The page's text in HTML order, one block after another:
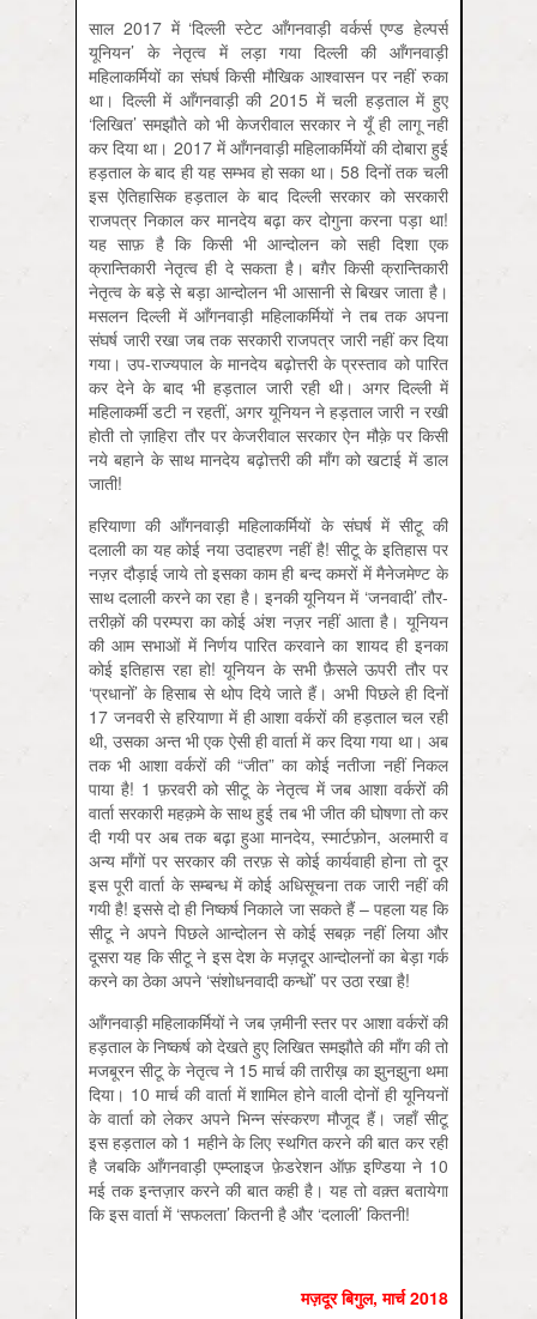
साल 2017 में ‘दिल्ली स्टेट आँगनवाड़ी वर्कर्स एण्ड हेल्पर्स
यूनियन’ के नेतृत्व में लड़ा गया दिल्ली की आँगनवाड़ी
महिलाकर्मियों का संघर्ष किसी मौखिक आश्वासन पर नहीं रुका
था। दिल्ली में आँगनवाड़ी की 2015 में चली हड़ताल में हुए
‘लिखित’ समझौते को भी केजरीवाल सरकार ने यूँ ही लागू नहीं
कर दिया था। 2017 में आँगनवाड़ी महिलाकर्मियों की दोबारा हुई
हड़ताल के बाद ही यह सम्भव हो सका था। 58 दिनों तक चली
इस ऐतिहासिक हड़ताल के बाद दिल्ली सरकार को सरकारी
राजपत्र निकाल कर मानदेय बढ़ा कर दोगुना करना पड़ा था!
यह साफ़ है कि किसी भी आन्दोलन को सही दिशा एक
क्रान्तिकारी नेतृत्व ही दे सकता है। बग़ैर किसी क्रान्तिकारी
नेतृत्व के बड़े से बड़ा आन्दोलन भी आसानी से बिखर जाता है।
मसलन दिल्ली में आँगनवाड़ी महिलाकर्मियों ने तब तक अपना
संघर्ष जारी रखा जब तक सरकारी राजपत्र जारी नहीं कर दिया
गया। उप-राज्यपाल के मानदेय बढ़ोत्तरी के प्रस्ताव को पारित
कर देने के बाद भी हड़ताल जारी रही थी। अगर दिल्ली में
महिलाकर्मी डटी न रहतीं, अगर यूनियन ने हड़ताल जारी न रखी
होती तो ज़ाहिरा तौर पर केजरीवाल सरकार ऐन मौक़े पर किसी
नये बहाने के साथ मानदेय बढ़ोत्तरी की माँग को खटाई में डाल
जाती!
हरियाणा की आँगनवाड़ी महिलाकर्मियों के संघर्ष में सीटू की
दलाली का यह कोई नया उदाहरण नहीं है! सीटू के इतिहास पर
नज़र दौड़ाई जाये तो इसका काम ही बन्द कमरों में मैनेजमेण्ट के
साथ दलाली करने का रहा है। इनकी यूनियन में ‘जनवादी’ तौर-
तरीक़ों की परम्परा का कोई अंश नज़र नहीं आता है। यूनियन
की आम सभाओं में निर्णय पारित करवाने का शायद ही इनका
कोई इतिहास रहा हो! यूनियन के सभी फ़ैसले ऊपरी तौर पर
‘प्रधानों’ के हिसाब से थोप दिये जाते हैं। अभी पिछले ही दिनों
17 जनवरी से हरियाणा में ही आशा वर्करों की हड़ताल चल रही
थी, उसका अन्त भी एक ऐसी ही वार्ता में कर दिया गया था। अब
तक भी आशा वर्करों की “जीत” का कोई नतीजा नहीं निकल
पाया है! 1 फ़रवरी को सीटू के नेतृत्व में जब आशा वर्करों की
वार्ता सरकारी महक़मे के साथ हुई तब भी जीत की घोषणा तो कर
दी गयी पर अब तक बढ़ा हुआ मानदेय, स्मार्टफ़ोन, अलमारी व
अन्य माँगों पर सरकार की तरफ़ से कोई कार्यवाही होना तो दूर
इस पूरी वार्ता के सम्बन्ध में कोई अधिसूचना तक जारी नहीं की
गयी है! इससे दो ही निष्कर्ष निकाले जा सकते हैं – पहला यह कि
सीटू ने अपने पिछले आन्दोलन से कोई सबक़ नहीं लिया और
दूसरा यह कि सीटू ने इस देश के मज़दूर आन्दोलनों का बेड़ा गर्क
करने का ठेका अपने ‘संशोधनवादी कन्धों’ पर उठा रखा है!
आँगनवाड़ी महिलाकर्मियों ने जब ज़मीनी स्तर पर आशा वर्करों की
हड़ताल के निष्कर्ष को देखते हुए लिखित समझौते की माँग की तो
मजबूरन सीटू के नेतृत्व ने 15 मार्च की तारीख़ का झुनझुना थमा
दिया। 10 मार्च की वार्ता में शामिल होने वाली दोनों ही यूनियनों
के वार्ता को लेकर अपने भिन्न संस्करण मौजूद हैं। जहाँ सीटू
इस हड़ताल को 1 महीने के लिए स्थगित करने की बात कर रही
है जबकि आँगनवाड़ी एम्प्लाइज फ़ेडरेशन ऑफ़ इण्डिया ने 10
मई तक इन्तज़ार करने की बात कही है। यह तो वक़्त बतायेगा
कि इस वार्ता में ‘सफलता’ कितनी है और ‘दलाली’ कितनी!
मज़दूर बिगुल, मार्च 2018